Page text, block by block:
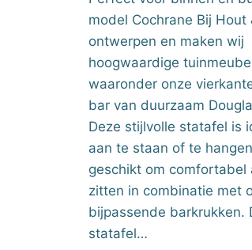
model Cochrane Bij Hout
ontwerpen en maken wij
hoogwaardige
waaronder onze
bar van duurzaam
Deze stijlvolle statafel is
aan te staan of te
geschikt om comfortabel
zitten in combinatie met
bijpassende barkrukken.
statafel…